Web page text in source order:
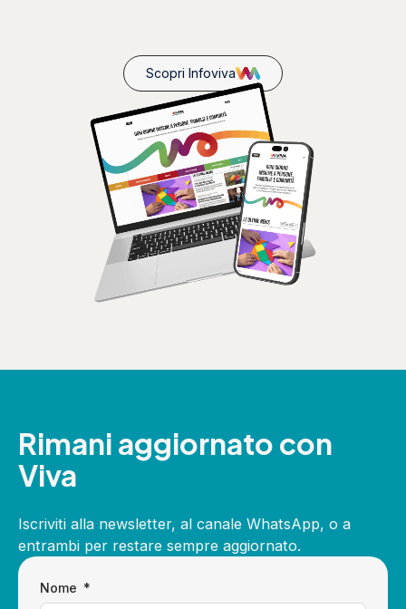
Scopri Infoviva
Rimani aggiornato con
Viva
Iscriviti alla newsletter, al canale WhatsApp, o a
entrambi per restare sempre aggiornato.
Nome